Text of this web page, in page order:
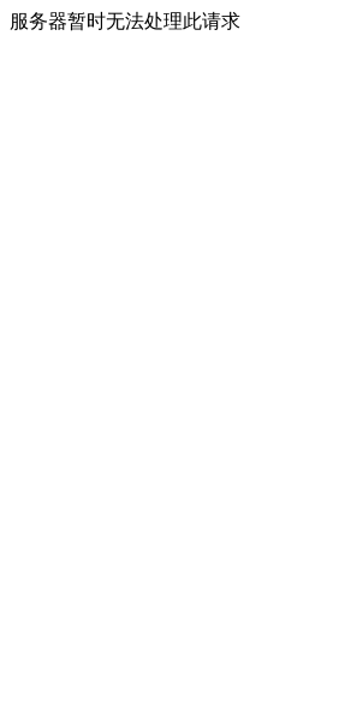
服务器暂时无法处理此请求